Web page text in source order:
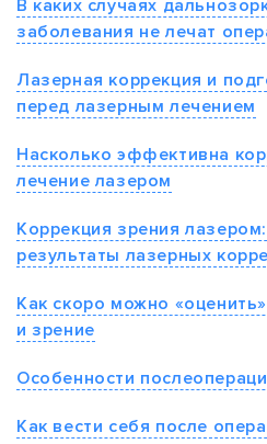
В каких случаях
заболевания не лечат
Лазерная коррекция и
перед лазерным лечением
Насколько эффективна
лечение лазером
Коррекция зрения
результаты лазерных
Как скоро можно
и зрение
Особенности
Как вести себя после